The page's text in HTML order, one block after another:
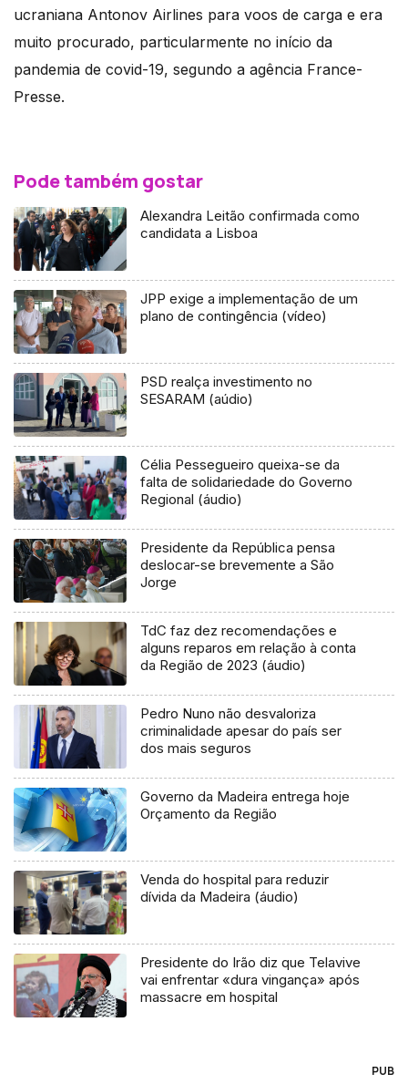
ucraniana Antonov Airlines para voos de carga e era
muito procurado, particularmente no início da
pandemia de covid-19, segundo a agência France-
Presse.
Pode também gostar
Alexandra Leitão confirmada como
candidata a Lisboa
JPP exige a implementação de um
plano de contingência (vídeo)
PSD realça investimento no
SESARAM (aúdio)
Célia Pessegueiro queixa-se da
falta de solidariedade do Governo
Regional (áudio)
Presidente da República pensa
deslocar-se brevemente a São
Jorge
TdC faz dez recomendações e
alguns reparos em relação à conta
da Região de 2023 (áudio)
Pedro Nuno não desvaloriza
criminalidade apesar do país ser
dos mais seguros
Governo da Madeira entrega hoje
Orçamento da Região
Venda do hospital para reduzir
dívida da Madeira (áudio)
Presidente do Irão diz que Telavive
vai enfrentar «dura vingança» após
massacre em hospital
PUB